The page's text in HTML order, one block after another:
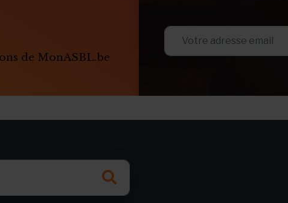
de MonASBL.be